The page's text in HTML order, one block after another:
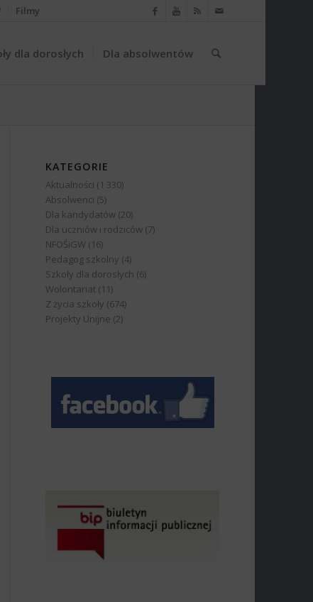
Filmy
dla dorosłych Dla absolwentów
KATEGORIE
Aktualności (1 330)
Absolwenci (5)
Dla kandydatów (20)
Dla uczniów i rodziców (7)
NFOŚiGW (16)
Pedagog szkolny (4)
Szkoły dla dorosłych (6)
Wolontariat (11)
Z życia szkoły (674)
Projekty Unijne (2)